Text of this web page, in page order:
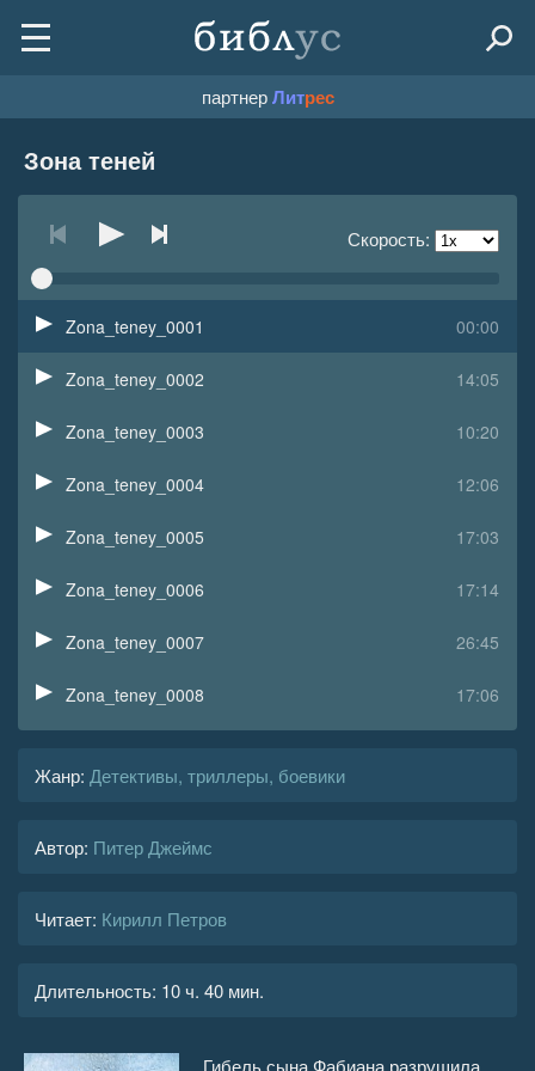
партнерЛитрес
Зона теней
Скорость:
00:00
Zona_teney_0001
14:05
Zona_teney_0002
10:20
Zona_teney_0003
12:06
Zona_teney_0004
17:03
Zona_teney_0005
17:14
Zona_teney_0006
26:45
Zona_teney_0007
17:06
Zona_teney_0008
Zona_teney_0011
22:23
Zona_teney_0015
Жанр: Детективы, триллеры, боевики
Автор: Питер Джеймс
Читает: Кирилл Петров
Длительность: 10 ч. 40 мин.
Гибель сына Фабиана разрушила